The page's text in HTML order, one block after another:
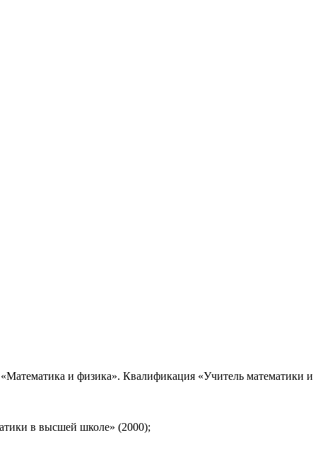
и физика». Квалификация «Учитель математики и
в высшей школе» (2000);